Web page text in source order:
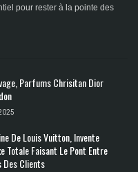
pour rester à la pointe des
Parfums Chrisitan Dior
De Louis Vuitton, Invente
Totale Faisant Le Pont Entre
Des Clients